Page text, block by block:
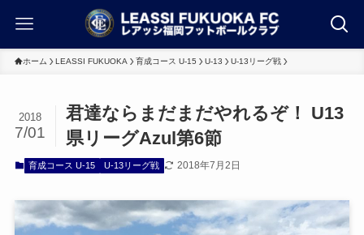
ホーム LEASSI FUKUOKA 育成コース U-15 U-13 U-13リーグ戦
君達ならまだまだやれるぞ！ U13
県リーグAzul第6節
2018
7/01
育成コース U-15 U-13リーグ戦 2018年7月2日